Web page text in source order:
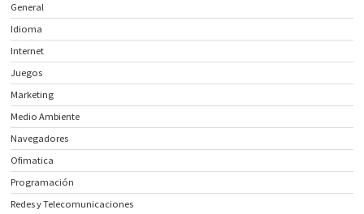
General
Idioma
Internet
Juegos
Marketing
Medio Ambiente
Navegadores
Ofimatica
Programación
Redes y Telecomunicaciones